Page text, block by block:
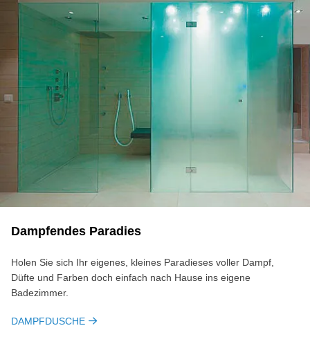
Dampfendes Paradies
Holen Sie sich Ihr eigenes, kleines Paradieses voller Dampf,
Düfte und Farben doch einfach nach Hause ins eigene
Badezimmer.
DAMPFDUSCHE